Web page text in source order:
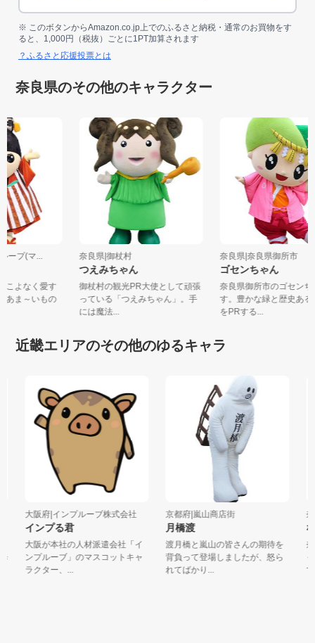
※ このボタンからAmazon.co.jp上でのふるさと納税・通常のお買物をす
ると、1,000円（税抜）ごとに1PT加算されます
？ふるさと応援投票とは
奈良県のその他のキャラクター
ループ(マ...
をこよなく愛す
」あま～いもの
奈良県|御杖村
つえみちゃん
御杖村の観光PR大使として頑張
っている「つえみちゃん」。手
には魔法...
奈良県|奈良県御所市
ゴセンちゃん
奈良県御所市のゴセン
す。豊かな緑と歴史あ
をPRする...
近畿エリアのその他のゆるキャラ
大阪府|インプルーブ株式会社
インプる君
大阪が本社の人材派遣会社「イ
ンプルーブ」のマスコットキャ
ラクター、...
京都府|嵐山商店街
月橋渡
渡月橋と嵐山の皆さんの期待を
背負って登場しましたが、怒ら
れてばかり...
奈
な
奈
ャ
で